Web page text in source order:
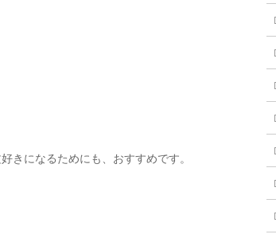
きになるためにも、おすすめです。